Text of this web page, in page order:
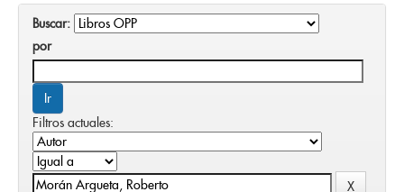
Buscar:
por
Filtros actuales: